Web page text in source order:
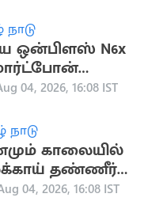
நாடு
ஒன்பிளஸ் N6x
04, 2026, 16:08 IST
நாடு
காலையில்
தண்ணீர்
04, 2026, 16:08 IST